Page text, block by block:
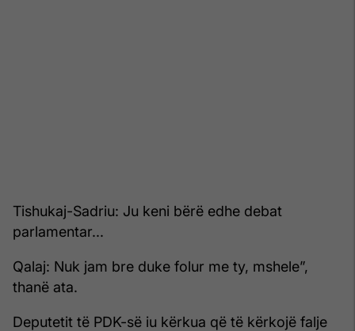
Tishukaj-Sadriu: Ju keni bërë edhe debat
parlamentar...
Qalaj: Nuk jam bre duke folur me ty, mshele”,
thanë ata.
Deputetit të PDK-së iu kërkua që të kërkojë falje